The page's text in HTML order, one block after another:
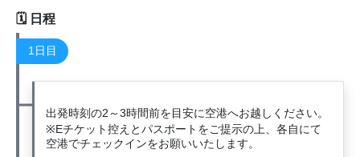
日程
1日目
出発時刻の2～3時間前を目安に空港へお越しください。
※Eチケット控えとパスポートをご提示の上、各自にて
空港でチェックインをお願いいたします。